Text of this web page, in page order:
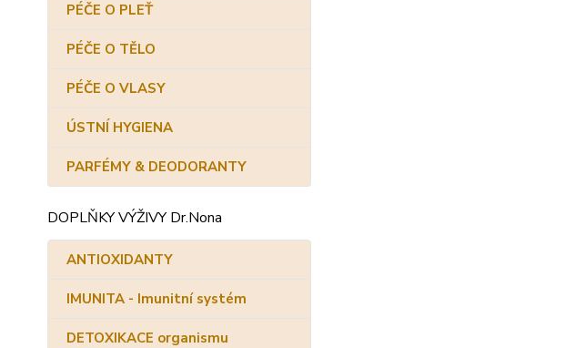
PÉČE O PLEŤ
PÉČE O TĚLO
PÉČE O VLASY
ÚSTNÍ HYGIENA
PARFÉMY & DEODORANTY
DOPLŇKY VÝŽIVY Dr.Nona
ANTIOXIDANTY
IMUNITA - Imunitní systém
DETOXIKACE organismu